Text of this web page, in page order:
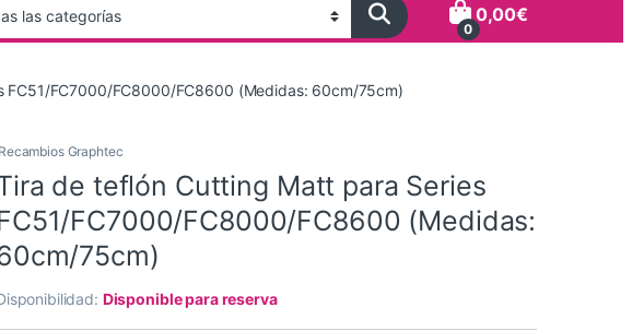
0
0,00€
FC51/FC7000/FC8000/FC8600 (Medidas: 60cm/75cm)
Recambios Graphtec
de teflón Cutting Matt para Series
FC7000/FC8000/FC8600 (Medidas:
75cm)
Disponible para reserva